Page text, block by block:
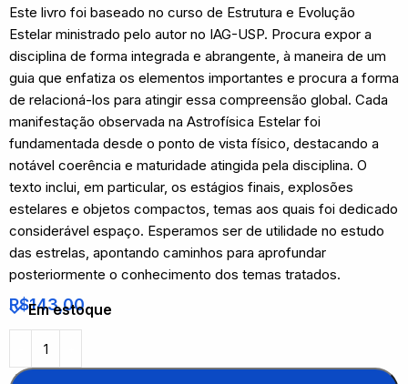
Este livro foi baseado no curso de Estrutura e Evolução
Estelar ministrado pelo autor no IAG-USP. Procura expor a
disciplina de forma integrada e abrangente, à maneira de um
guia que enfatiza os elementos importantes e procura a forma
de relacioná-los para atingir essa compreensão global. Cada
manifestação observada na Astrofísica Estelar foi
fundamentada desde o ponto de vista físico, destacando a
notável coerência e maturidade atingida pela disciplina. O
texto inclui, em particular, os estágios finais, explosões
estelares e objetos compactos, temas aos quais foi dedicado
considerável espaço. Esperamos ser de utilidade no estudo
das estrelas, apontando caminhos para aprofundar
posteriormente o conhecimento dos temas tratados.
R$143,00
Em estoque